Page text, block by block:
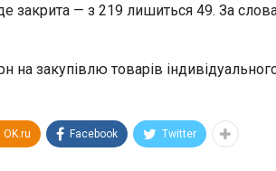
закрита — з 219 лишиться 49. За
на закупівлю товарів
OK.ru Facebook Twitter